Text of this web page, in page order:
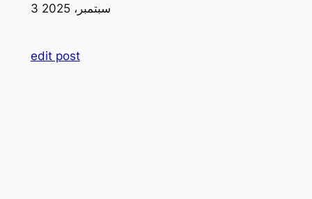
3 سبتمبر، 2025
edit post